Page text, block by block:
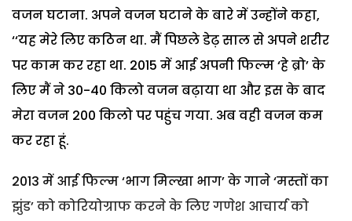
वजन घटाना. अपने वजन घटाने के बारे में उन्होंने कहा,
‘‘यह मेरे लिए कठिन था. मैं पिछले डेढ़ साल से अपने शरीर
पर काम कर रहा था. 2015 में आई अपनी फिल्म ‘हे ब्रो’ के
लिए मैं ने 30-40 किलो वजन बढ़ाया था और इस के बाद
मेरा वजन 200 किलो पर पहुंच गया. अब वही वजन कम
कर रहा हूं.
2013 में आई फिल्म ‘भाग मिल्खा भाग’ के गाने ‘मस्तों का
झुंड’ को कोरियोग्राफ करने के लिए गणेश आचार्य को